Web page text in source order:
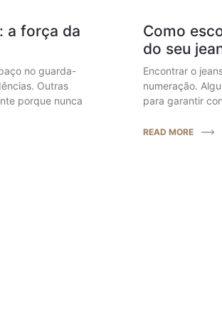
a força da
no guarda-
Outras
porque nunca
Como
do seu
Encontrar o
numeração.
para garantir
READ MORE